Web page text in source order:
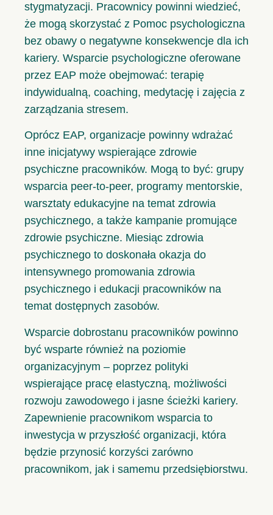
stygmatyzacji. Pracownicy powinni wiedzieć,
że mogą skorzystać z Pomoc psychologiczna
bez obawy o negatywne konsekwencje dla ich
kariery. Wsparcie psychologiczne oferowane
przez EAP może obejmować: terapię
indywidualną, coaching, medytację i zajęcia z
zarządzania stresem.
Oprócz EAP, organizacje powinny wdrażać
inne inicjatywy wspierające zdrowie
psychiczne pracowników. Mogą to być: grupy
wsparcia peer-to-peer, programy mentorskie,
warsztaty edukacyjne na temat zdrowia
psychicznego, a także kampanie promujące
zdrowie psychiczne. Miesiąc zdrowia
psychicznego to doskonała okazja do
intensywnego promowania zdrowia
psychicznego i edukacji pracowników na
temat dostępnych zasobów.
Wsparcie dobrostanu pracowników powinno
być wsparte również na poziomie
organizacyjnym – poprzez polityki
wspierające pracę elastyczną, możliwości
rozwoju zawodowego i jasne ścieżki kariery.
Zapewnienie pracownikom wsparcia to
inwestycja w przyszłość organizacji, która
będzie przynosić korzyści zarówno
pracownikom, jak i samemu przedsiębiorstwu.